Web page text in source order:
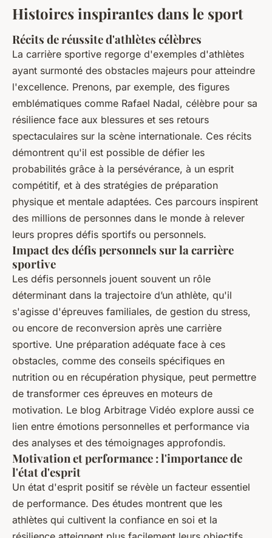
Histoires inspirantes dans le sport
Récits de réussite d'athlètes célèbres
La carrière sportive regorge d'exemples d'athlètes
ayant surmonté des obstacles majeurs pour atteindre
l'excellence. Prenons, par exemple, des figures
emblématiques comme Rafael Nadal, célèbre pour sa
résilience face aux blessures et ses retours
spectaculaires sur la scène internationale. Ces récits
démontrent qu'il est possible de défier les
probabilités grâce à la persévérance, à un esprit
compétitif, et à des stratégies de préparation
physique et mentale adaptées. Ces parcours inspirent
des millions de personnes dans le monde à relever
leurs propres défis sportifs ou personnels.
Impact des défis personnels sur la carrière
sportive
Les défis personnels jouent souvent un rôle
déterminant dans la trajectoire d’un athlète, qu'il
s'agisse d'épreuves familiales, de gestion du stress,
ou encore de reconversion après une carrière
sportive. Une préparation adéquate face à ces
obstacles, comme des conseils spécifiques en
nutrition ou en récupération physique, peut permettre
de transformer ces épreuves en moteurs de
motivation. Le blog Arbitrage Vidéo explore aussi ce
lien entre émotions personnelles et performance via
des analyses et des témoignages approfondis.
Motivation et performance : l'importance de
l'état d'esprit
Un état d'esprit positif se révèle un facteur essentiel
de performance. Des études montrent que les
athlètes qui cultivent la confiance en soi et la